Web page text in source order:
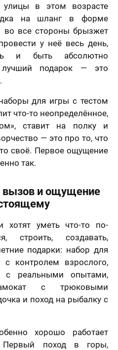
в этом возрасте
на шланг в форме
во все стороны брызжет
у неё весь день,
и быть абсолютно
лучший подарок — это
для игры с тестом
что-то неопределённое,
ставит на полку и
— это про то, что
своё. Первое ощущение
так.
и ощущение
хотят уметь что-то по-
строить, создавать,
подарки: набор для
контролем взрослого,
с реальными опытами,
с трюковыми
и поход на рыбалку с
хорошо работает
Первый поход в горы,